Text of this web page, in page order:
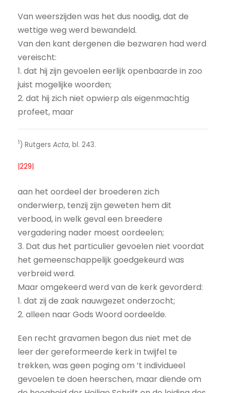
Van weerszijden was het dus noodig, dat de
wettige weg werd bewandeld.
Van den kant dergenen die bezwaren had werd
vereischt:
1. dat hij zijn gevoelen eerlijk openbaarde in zoo
juist mogelijke woorden;
2. dat hij zich niet opwierp als eigenmachtig
profeet, maar
1) Rutgers Acta, bl. 243.
|229|
aan het oordeel der broederen zich
onderwierp, tenzij zijn ge­weten hem dit
verbood, in welk geval een breedere
vergadering nader moest oordeelen;
3. Dat dus het particulier gevoelen niet voordat
het ge­meenschappelijk goedgekeurd was
verbreid werd.
Maar omgekeerd werd van de kerk gevorderd:
1. dat zij de zaak nauwgezet onderzocht;
2. alleen naar Gods Woord oordeelde.
Een recht gravamen begon dus niet met de
leer der gereformeerde kerk in twijfel te
trekken, was geen poging om ’t individueel
gevoelen te doen heerschen, maar diende om